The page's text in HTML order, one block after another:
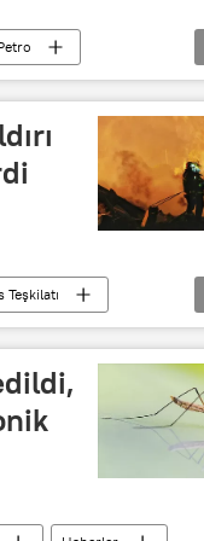
Petro
Teşkilatı